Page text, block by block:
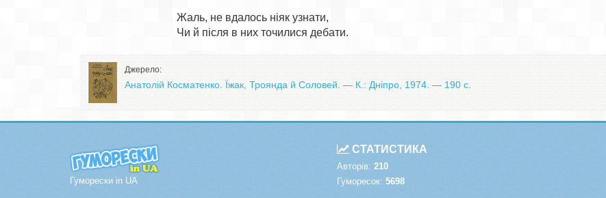
Жаль, не вдалось ніяк узнати,
Джерело:
Анатолій Косматенко. Їжак, Троянда й Соловей. — К.: Дніпро, 1974. — 190 с.
Гуморески in UA
СТАТИСТИКА
Авторів: 210
Гуморесок: 5698